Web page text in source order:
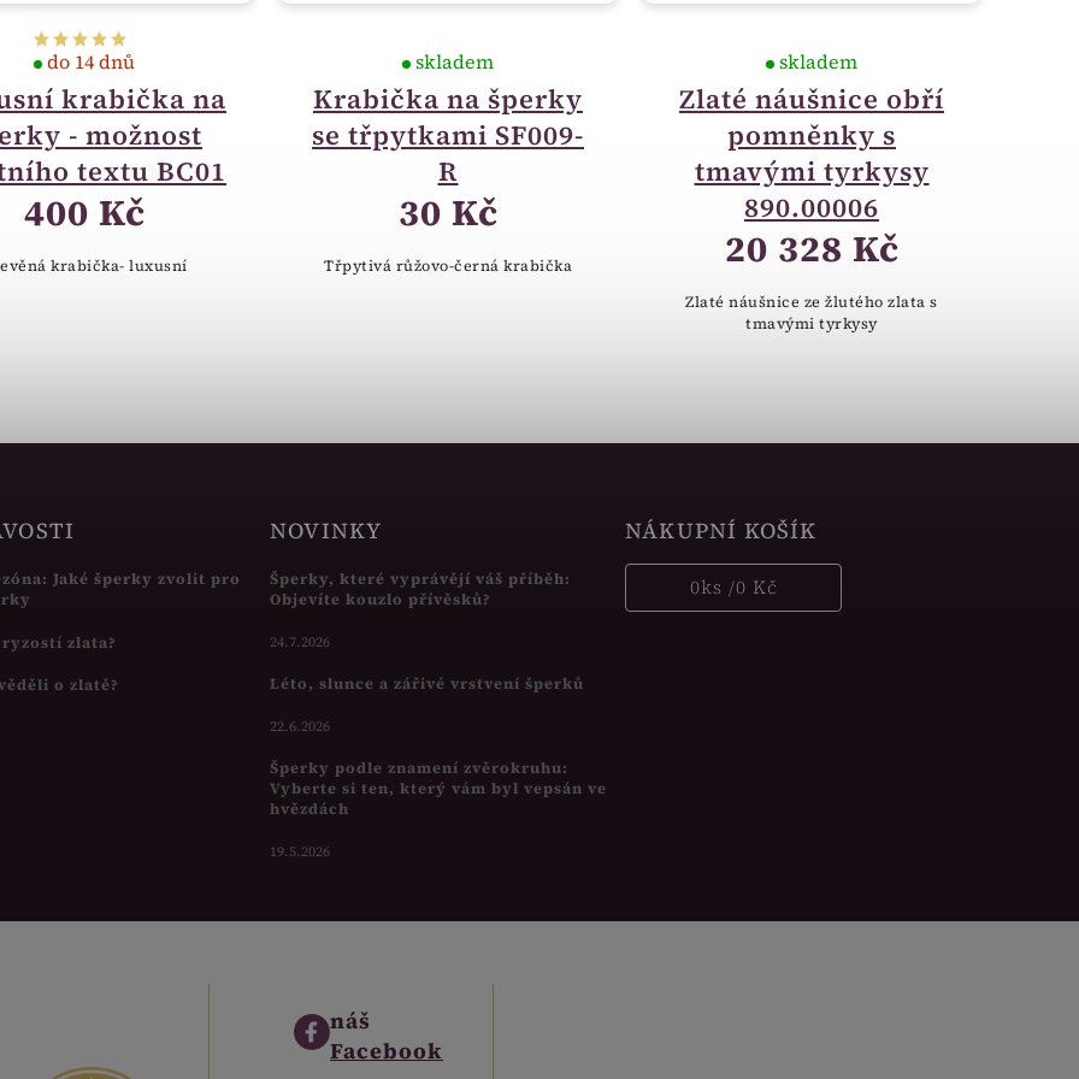
krabička na
- možnost
textu BC01
do 14 dnů
400 Kč
krabička- luxusní
Krabička na šperky
se třpytkami SF009-
R
skladem
30 Kč
Třpytivá růžovo-černá krabička
Zlaté náušnice obří
pomněnky s
tmavými tyrkysy
890.00006
skladem
20 328 Kč
Zlaté náušnice ze žlutého zlata s
tmavými tyrkysy
Jaké šperky zvolit pro
ryzostí zlata?
o zlatě?
NOVINKY
Šperky, které vyprávějí váš příběh:
Objevíte kouzlo přívěsků?
24.7.2026
Léto, slunce a zářivé vrstvení šperků
22.6.2026
Šperky podle znamení zvěrokruhu:
Vyberte si ten, který vám byl vepsán ve
hvězdách
19.5.2026
NÁKUPNÍ KOŠÍK
0ks /0 Kč
náš
Facebook